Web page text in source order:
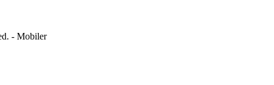
- Mobiler